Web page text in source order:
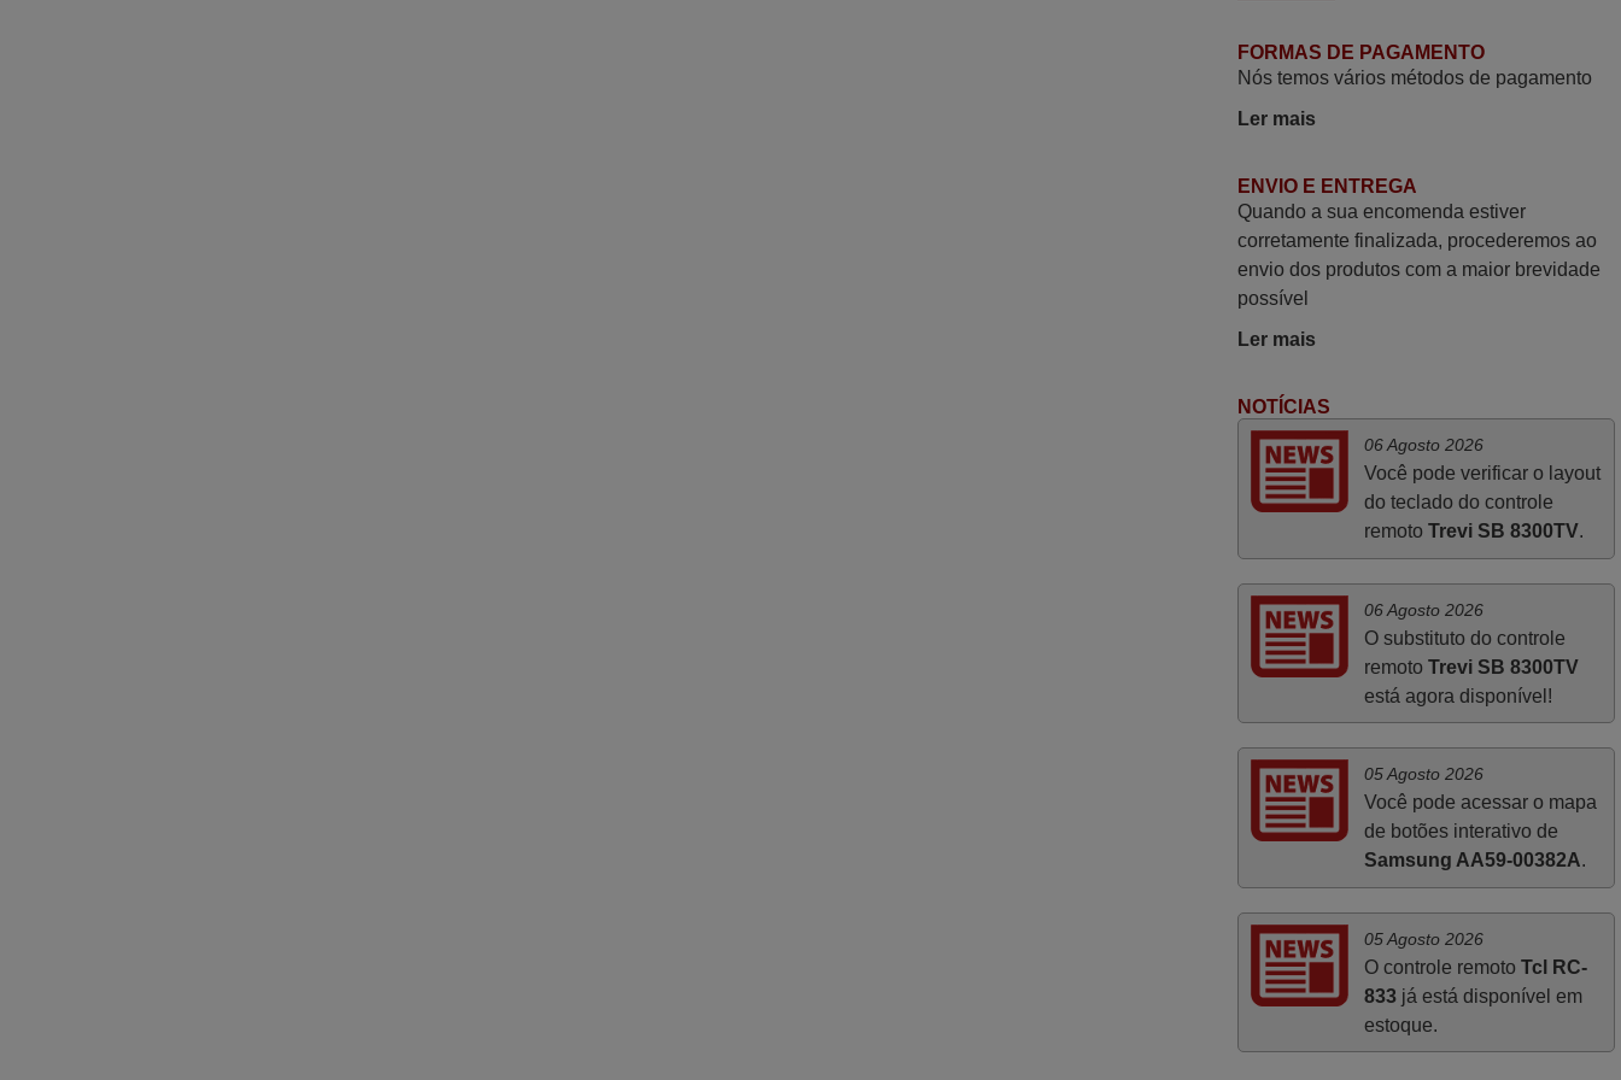
não é de origem mas trabalha bem,
Julho 2025
A funcionar de imediato. 100%. Obrigado
Bom dia. Estou extremamente satisfeita
com o comando e seu funcionamento
perfeito, a rapidez na entrega e a vossa
eficiência no processo. Gostaria de
salientar que foi de extrema importância a
vossa informação acerca de como usar o
comando sem usar por marca mas
passando pelos códigos. Ninguém em
loja nenhuma me tinha explicado como
funcionar. Apenas diziam que tinham
funcionar. Muito obrigada.
Edite,
PORTUGAL
FORMAS DE PAGAMENTO
Nós temos vários métodos de pagamento
Ler mais
ENVIO E ENTREGA
Quando a sua encomenda estiver
corretamente finalizada, procederemos ao
envio dos produtos com a maior brevidade
possível
Ler mais
NOTÍCIAS
06 Agosto 2026
Você pode verificar o layout
do teclado do controle
remoto Trevi SB 8300TV.
06 Agosto 2026
O substituto do controle
remoto Trevi SB 8300TV
está agora disponível!
05 Agosto 2026
Você pode acessar o mapa
de botões interativo de
Samsung AA59-00382A.
05 Agosto 2026
O controle remoto Tcl RC-
833já está disponível em
estoque.